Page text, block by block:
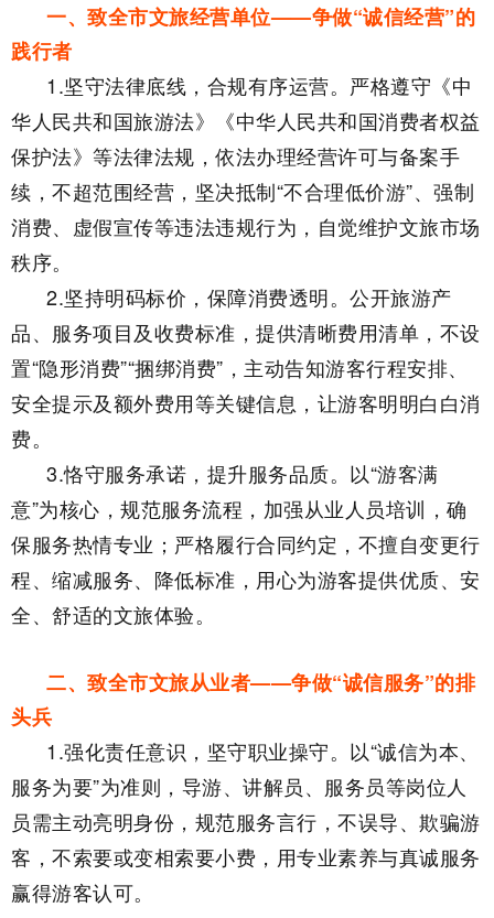
一、致全市文旅经营单位——争做“诚信经营”的
践行者
1.坚守法律底线，合规有序运营。严格遵守《中
华人民共和国旅游法》《中华人民共和国消费者权益
保护法》等法律法规，依法办理经营许可与备案手
续，不超范围经营，坚决抵制“不合理低价游”、强制
消费、虚假宣传等违法违规行为，自觉维护文旅市场
秩序。
2.坚持明码标价，保障消费透明。公开旅游产
品、服务项目及收费标准，提供清晰费用清单，不设
置“隐形消费”“捆绑消费”，主动告知游客行程安排、
安全提示及额外费用等关键信息，让游客明明白白消
费。
3.恪守服务承诺，提升服务品质。以“游客满
意”为核心，规范服务流程，加强从业人员培训，确
保服务热情专业；严格履行合同约定，不擅自变更行
程、缩减服务、降低标准，用心为游客提供优质、安
全、舒适的文旅体验。
二、致全市文旅从业者——争做“诚信服务”的排
头兵
1.强化责任意识，坚守职业操守。以“诚信为本、
服务为要”为准则，导游、讲解员、服务员等岗位人
员需主动亮明身份，规范服务言行，不误导、欺骗游
客，不索要或变相索要小费，用专业素养与真诚服务
赢得游客认可。